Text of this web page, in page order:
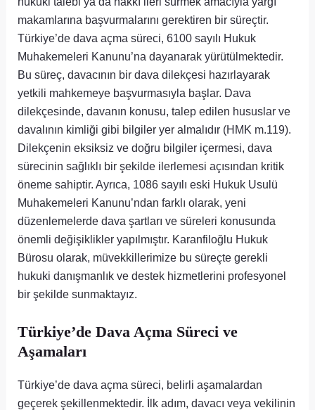
makamlarına başvurmalarını gerektiren bir süreçtir.
Türkiye’de dava açma süreci, 6100 sayılı Hukuk
Muhakemeleri Kanunu’na dayanarak yürütülmektedir.
Bu süreç, davacının bir dava dilekçesi hazırlayarak
yetkili mahkemeye başvurmasıyla başlar. Dava
dilekçesinde, davanın konusu, talep edilen hususlar ve
davalının kimliği gibi bilgiler yer almalıdır (HMK m.119).
Dilekçenin eksiksiz ve doğru bilgiler içermesi, dava
sürecinin sağlıklı bir şekilde ilerlemesi açısından kritik
öneme sahiptir. Ayrıca, 1086 sayılı eski Hukuk Usulü
Muhakemeleri Kanunu’ndan farklı olarak, yeni
düzenlemelerde dava şartları ve süreleri konusunda
önemli değişiklikler yapılmıştır. Karanfiloğlu Hukuk
Bürosu olarak, müvekkillerimize bu süreçte gerekli
hukuki danışmanlık ve destek hizmetlerini profesyonel
bir şekilde sunmaktayız.
Türkiye’de Dava Açma Süreci ve
Aşamaları
Türkiye’de dava açma süreci, belirli aşamalardan
geçerek şekillenmektedir. İlk adım, davacı veya vekilinin